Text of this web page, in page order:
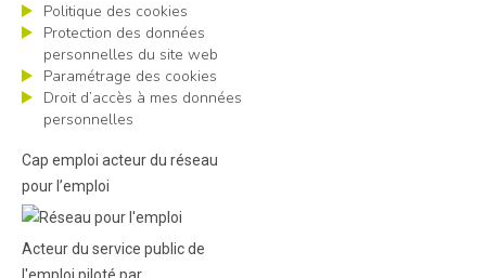
Politique des cookies
Protection des données
personnelles du site web
Paramétrage des cookies
Droit d’accès à mes données
personnelles
Cap emploi acteur du réseau
pour l’emploi
Acteur du service public de